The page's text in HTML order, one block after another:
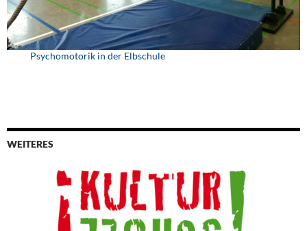
Psychomotorik in der Elbschule
WEITERES